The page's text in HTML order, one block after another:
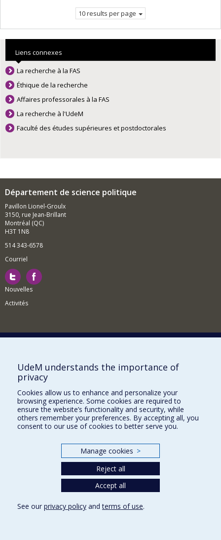
10 results per page
Liens connexes
La recherche à la FAS
Éthique de la recherche
Affaires professorales à la FAS
La recherche à l'UdeM
Faculté des études supérieures et postdoctorales
Département de science politique
Pavillon Lionel-Groulx
3150, rue Jean-Brillant
Montréal (QC)
H3T 1N8
514 343-6578
Courriel
Nouvelles
Activités
Comment soutenir le Département?
BESOIN D'AIDE?
Plan du site
Signaler une erreur
Accessibilité
Nos départements et écoles
UdeM understands the importance of
privacy
Cookies allow us to enhance and personalize your
browsing experience. Some cookies are required to
ensure the website’s functionality and security, while
others remember your preferences. By accepting all, you
consent to our use of cookies to better serve you.
Manage cookies >
Reject all
Accept all
See our privacy policy andterms of use.